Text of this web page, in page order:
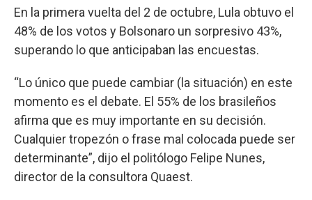
En la primera vuelta del 2 de octubre, Lula obtuvo el
48% de los votos y Bolsonaro un sorpresivo 43%,
superando lo que anticipaban las encuestas.
“Lo único que puede cambiar (la situación) en este
momento es el debate. El 55% de los brasileños
afirma que es muy importante en su decisión.
Cualquier tropezón o frase mal colocada puede ser
determinante”, dijo el politólogo Felipe Nunes,
director de la consultora Quaest.